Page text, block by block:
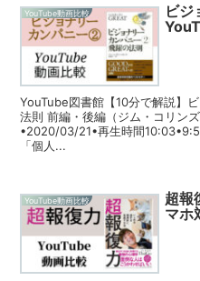
YouTube動画比較
ビ
YouTube図書館【10分で解説】
法則 前編・後編（ジム・コリン
•2020/03/21•再生時間
「個人...
YouTube動画比較
超報
マホ